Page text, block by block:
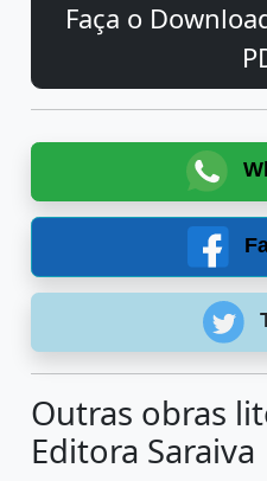
Faça o
Outras obras
Editora Saraiva